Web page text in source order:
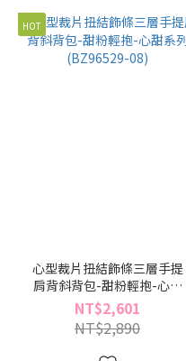
HOT
心型裁片扭結飾條三層手提
肩背斜背包-甜粉輕抱-心甜
系列(BZ96529-08)
NT$2,601
NT$2,890